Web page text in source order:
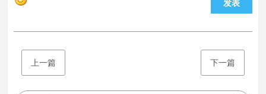
发表
上一篇 下一篇